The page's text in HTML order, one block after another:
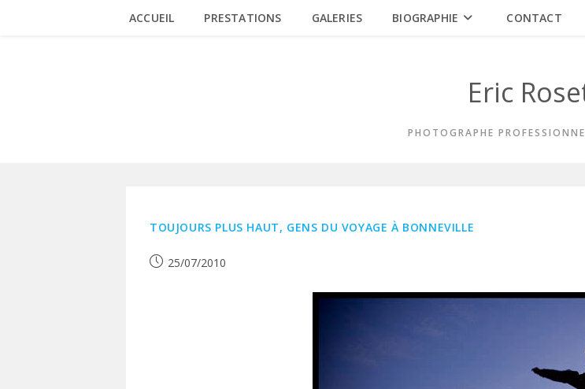
ACCUEIL PRESTATIONS GALERIES BIOGRAPHIE CONTACT
Eric
PHOTOGRAPHE
TOUJOURS PLUS HAUT, GENS DU VOYAGE À BONNEVILLE
Publication
25/07/2010